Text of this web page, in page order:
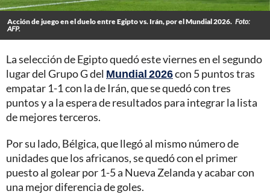
Acción de juego en el duelo entre Egipto vs. Irán, por el Mundial 2026. Foto:
AFP.
La selección de Egipto quedó este viernes en el segundo
lugar del Grupo G del Mundial 2026con 5 puntos tras
empatar 1-1 con la de Irán, que se quedó con tres
puntos y a la espera de resultados para integrar la lista
de mejores terceros.
Por su lado, Bélgica, que llegó al mismo número de
unidades que los africanos, se quedó con el primer
puesto al golear por 1-5 a Nueva Zelanda y acabar con
una mejor diferencia de goles.